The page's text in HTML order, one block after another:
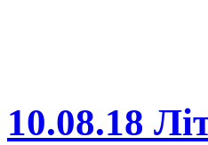
10.08.18